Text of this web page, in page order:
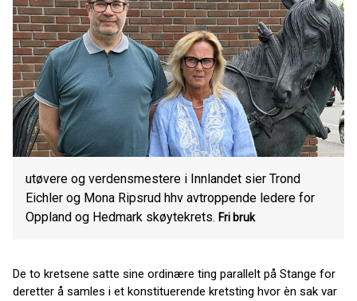
utøvere og verdensmestere i Innlandet sier Trond
Eichler og Mona Ripsrud hhv avtroppende ledere for
Oppland og Hedmark skøytekrets. Fri bruk
De to kretsene satte sine ordinære ting parallelt på Stange for
deretter å samles i et konstituerende kretsting hvor èn sak var